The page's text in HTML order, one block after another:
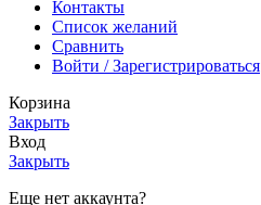
Контакты
Список желаний
Сравнить
Войти / Зарегистрироваться
Корзина
Закрыть
Вход
Закрыть
Еще нет аккаунта?